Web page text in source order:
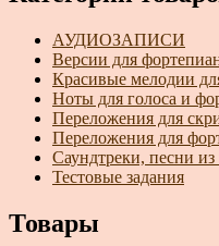
АУДИОЗАПИСИ
Версии для
Красивые мелодии
Ноты для голоса и
Переложения для
Переложения для
Саундтреки, песни
Тестовые задания
Товары